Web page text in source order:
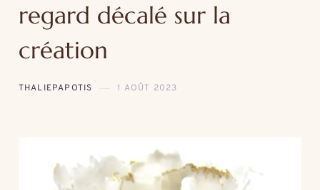
regard décalé sur la
création
THALIEPAPOTIS 1 AOÛT 2023